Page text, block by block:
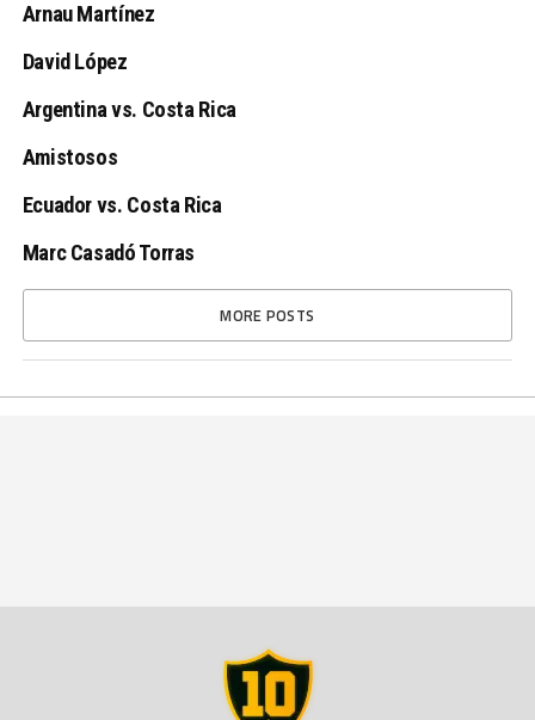
Arnau Martínez
David López
Argentina vs. Costa Rica
Amistosos
Ecuador vs. Costa Rica
Marc Casadó Torras
MORE POSTS